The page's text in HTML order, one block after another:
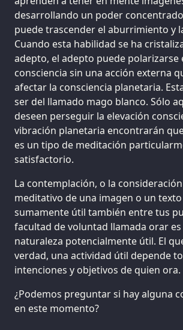
desarrollando un poder
puede trascender el aburrimiento y
Cuando esta habilidad se ha
adepto, el adepto puede polarizarse
consciencia sin una acción externa
afectar la consciencia planetaria.
ser del llamado mago blanco. Sólo
deseen perseguir la elevación
vibración planetaria encontrarán
es un tipo de meditación
satisfactorio.
La contemplación, o la
meditativo de una imagen o un
sumamente útil también entre tus
facultad de voluntad llamada orar
naturaleza potencialmente útil. El
verdad, una actividad útil depende
intenciones y objetivos de quien ora.
¿Podemos preguntar si hay alguna
en este momento?